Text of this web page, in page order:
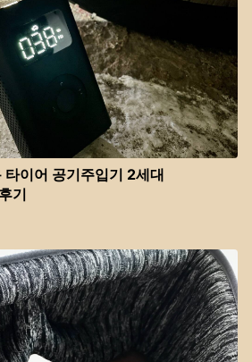
이어 공기주입기 2세대
기